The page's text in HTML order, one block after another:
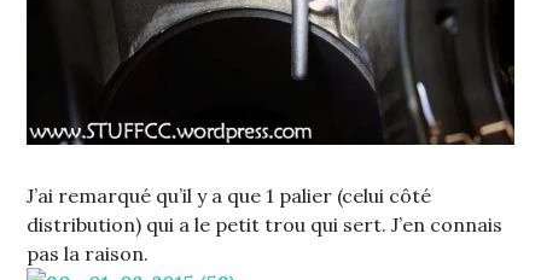
J’ai remarqué qu’il y a que 1 palier (celui côté
distribution) qui a le petit trou qui sert. J’en connais
pas la raison.